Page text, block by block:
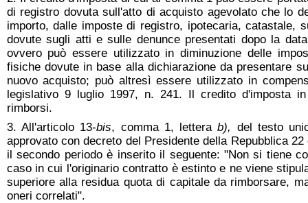
di registro dovuta sull'atto di acquisto agevolato che lo
importo, dalle imposte di registro, ipotecaria, catastale,
dovute sugli atti e sulle denunce presentati dopo la
ovvero può essere utilizzato in diminuzione delle
fisiche dovute in base alla dichiarazione da presentare
nuovo acquisto; può altresì essere utilizzato in
legislativo 9 luglio 1997, n. 241. Il credito d'imposta
rimborsi.
3. All'articolo 13-bis, comma 1, letterab), del testo
approvato con decreto del Presidente della Repubblica
il secondo periodo è inserito il seguente: "Non si tiene
caso in cui l'originario contratto è estinto e ne viene
superiore alla residua quota di capitale da rimborsare,
oneri correlati".